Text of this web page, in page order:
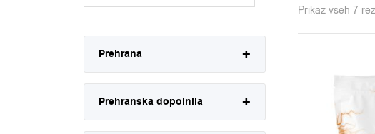
Prikaz vseh 7
Prehrana
Prehranska dopolnila